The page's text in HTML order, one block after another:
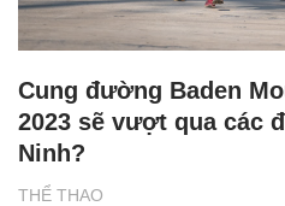
THỂ THAO
Cung đường Baden
2023 sẽ vượt qua các
Ninh?